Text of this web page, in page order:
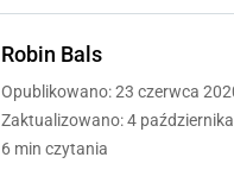
Robin Bals
Opublikowano: 23 czerwca
Zaktualizowano: 4
6 min czytania